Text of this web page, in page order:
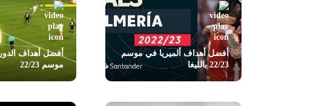
أفضل أهداف ألميريا في موسم
22/23 بالليغا
أفضل أهداف
موسم 22/23